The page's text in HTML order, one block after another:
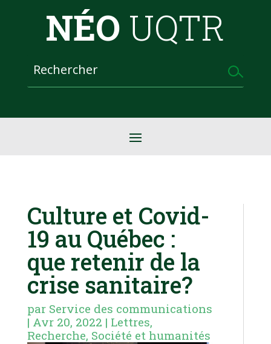
NÉO UQTR
Culture et Covid-
19 au Québec :
que retenir de la
crise sanitaire?
par Service des communications
| Avr 20, 2022 | Lettres,
Recherche, Société et humanités